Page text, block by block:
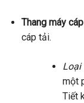
Thang máy
cáp tải.
Loại
một
Tiết